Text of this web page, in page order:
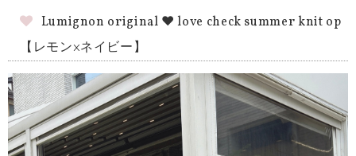
Lumignon original ♥ love check summer knit op
【レモン×ネイビー】